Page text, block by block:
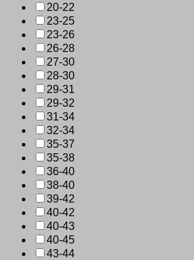
20-22
23-25
23-26
26-28
27-30
28-30
29-31
29-32
31-34
32-34
35-37
35-38
36-40
38-40
39-42
40-42
40-43
40-45
43-44